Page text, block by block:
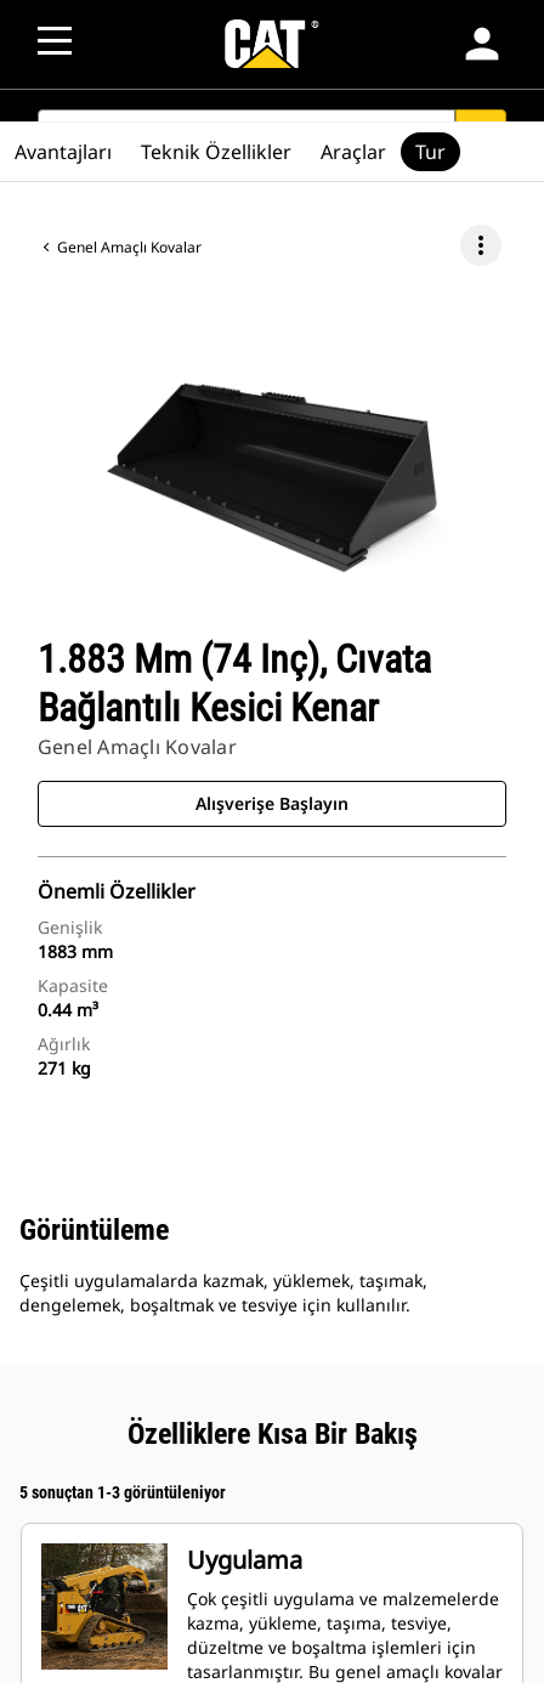
person
SEARCH
Genel Amaçlı Kovalar more_vert
1.883 Mm (74 Inç), Cıvata
Bağlantılı Kesici Kenar
Genel Amaçlı Kovalar
Alışverişe Başlayın
Önemli Özellikler
Genişlik
1883 mm
Kapasite
0.44 m³
Ağırlık
271 kg
Avantajları Teknik Özellikler Araçlar Tur
Görüntüleme
Çeşitli uygulamalarda kazmak, yüklemek, taşımak,
dengelemek, boşaltmak ve tesviye için kullanılır.
Özelliklere Kısa Bir Bakış
5 sonuçtan 1-3 görüntüleniyor
Uygulama
Çok çeşitli uygulama ve malzemelerde
kazma, yükleme, taşıma, tesviye,
düzeltme ve boşaltma işlemleri için
tasarlanmıştır. Bu genel amaçlı kovalar